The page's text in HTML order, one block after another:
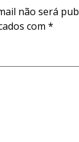
não será
com *